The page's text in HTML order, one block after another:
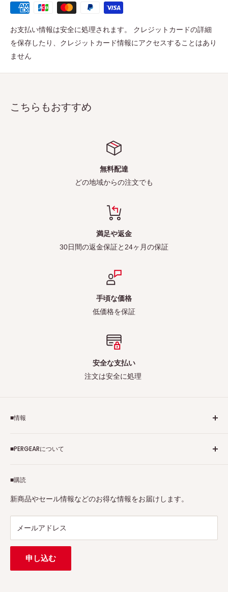
お支払い情報は安全に処理されます。 クレジットカードの詳細
を保存したり、クレジットカード情報にアクセスすることはあり
ません
こちらもおすすめ
無料配達
どの地域からの注文でも
満足や返金
30日間の返金保証と24ヶ月の保証
手頃な価格
低価格を保証
安全な支払い
注文は安全に処理
■購読
新商品やセール情報などのお得な情報をお届けします。
メールアドレス
申し込む
■情報
個人情報保護方針
Tax-free
特定商取引法に基づく表示
■PERGEARについて
7Artisans、FIMIなど各撮影機材ブランドの正規代理店です。
プロ、アマチュアを問わず、さまざまな撮影製品を取り揃え
連絡先： support@pergear.co.jp